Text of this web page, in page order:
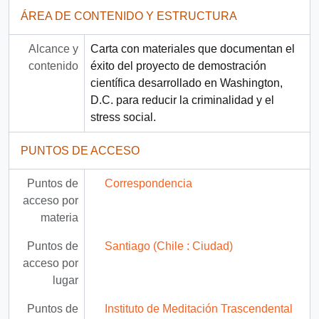
ÁREA DE CONTENIDO Y ESTRUCTURA
Alcance y
contenido
Carta con materiales que documentan el
éxito del proyecto de demostración
científica desarrollado en Washington,
D.C. para reducir la criminalidad y el
stress social.
PUNTOS DE ACCESO
Puntos de
acceso por
materia
Correspondencia
Puntos de
acceso por
lugar
Santiago (Chile : Ciudad)
Puntos de
Instituto de Meditación Trascendental